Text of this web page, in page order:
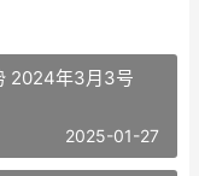
2024年3月3号
2025-01-27